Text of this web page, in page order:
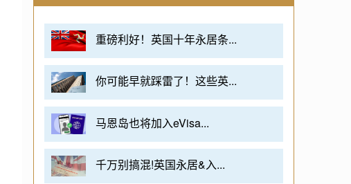
重磅利好！英国十年永居条...
你可能早就踩雷了！这些英...
马恩岛也将加入eVisa...
千万别搞混!英国永居&入...